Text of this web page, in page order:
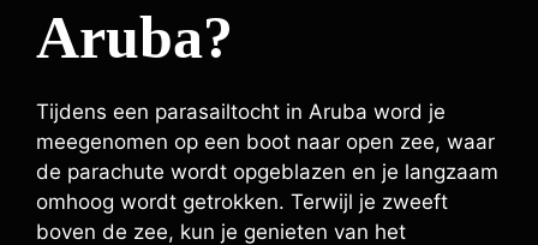
Aruba?
Tijdens een parasailtocht in Aruba word je
meegenomen op een boot naar open zee, waar
de parachute wordt opgeblazen en je langzaam
omhoog wordt getrokken. Terwijl je zweeft
boven de zee, kun je genieten van het